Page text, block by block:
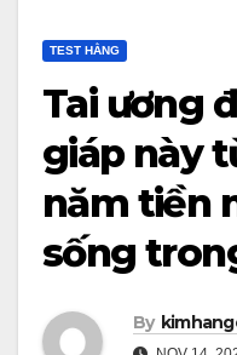
TEST HẰNG
Tai ương
giáp này
năm tiền
sống
By